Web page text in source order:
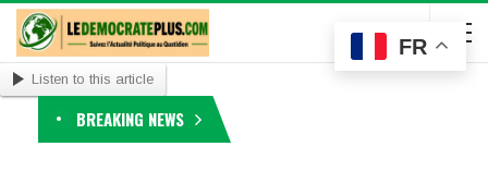
Listen to this article
BREAKING NEWS
FR